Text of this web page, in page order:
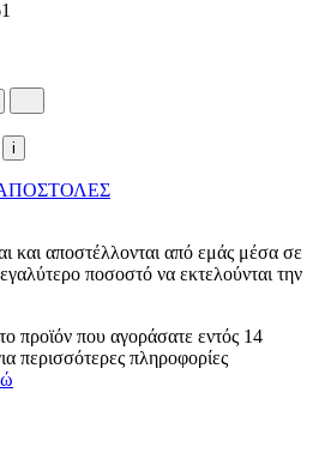
i
και αποστέλλονται από εμάς μέσα σε
ποσοστό να εκτελούνται την
προϊόν που αγοράσατε εντός 14
περισσότερες πληροφορίες